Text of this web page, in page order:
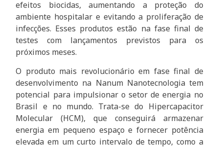
efeitos biocidas, aumentando a proteção do
ambiente hospitalar e evitando a proliferação de
infecções. Esses produtos estão na fase final de
testes com lançamentos previstos para os
próximos meses.
O produto mais revolucionário em fase final de
desenvolvimento na Nanum Nanotecnologia tem
potencial para impulsionar o setor de energia no
Brasil e no mundo. Trata-se do Hipercapacitor
Molecular (HCM), que conseguirá armazenar
energia em pequeno espaço e fornecer potência
elevada em um curto intervalo de tempo, como a